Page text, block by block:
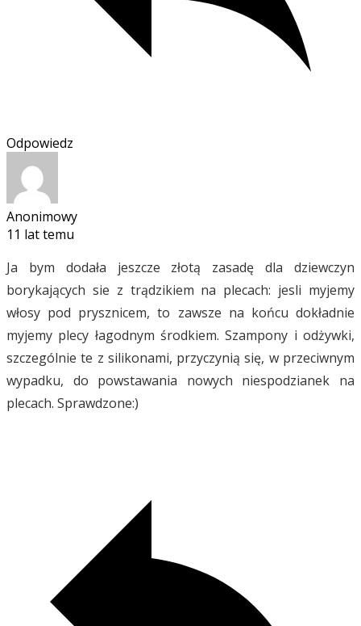
Odpowiedz
Anonimowy
11 lat temu
Ja bym dodała jeszcze złotą zasadę dla dziewczyn
borykających sie z trądzikiem na plecach: jesli myjemy
włosy pod prysznicem, to zawsze na końcu dokładnie
myjemy plecy łagodnym środkiem. Szampony i odżywki,
szczególnie te z silikonami, przyczynią się, w przeciwnym
wypadku, do powstawania nowych niespodzianek na
plecach. Sprawdzone:)